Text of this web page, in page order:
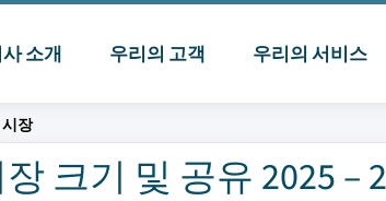
소개 우리의 고객 우리의 서비스
장
크기 및 공유 2025 –